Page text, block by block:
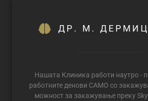
ДР. M.
Нашата Клиника работи наутро -
работните денови САМО со
можност за закажување преку